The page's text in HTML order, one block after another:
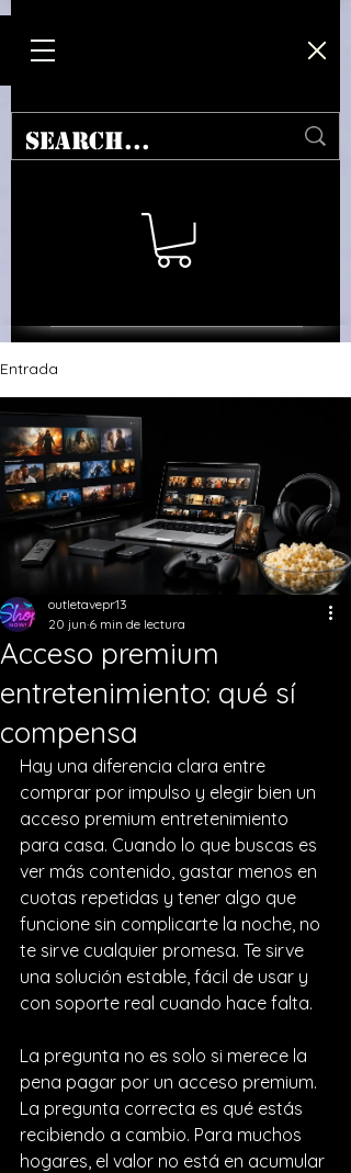
Entrada
Acceso premium
entretenimiento: qué sí
compensa
outletavepr13
20 jun 6 min de lectura
Hay una diferencia clara entre
comprar por impulso y elegir bien un
acceso premium entretenimiento
para casa. Cuando lo que buscas es
ver más contenido, gastar menos en
cuotas repetidas y tener algo que
funcione sin complicarte la noche, no
te sirve cualquier promesa. Te sirve
una solución estable, fácil de usar y
con soporte real cuando hace falta.
La pregunta no es solo si merece la
pena pagar por un acceso premium.
La pregunta correcta es qué estás
recibiendo a cambio. Para muchos
hogares, el valor no está en acumular